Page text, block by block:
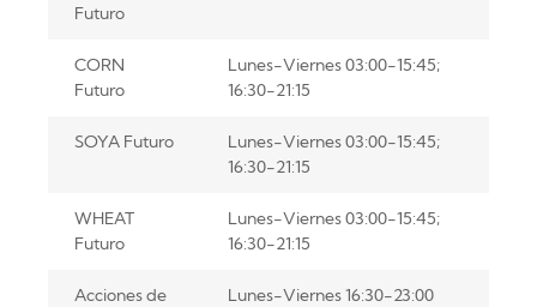
Futuro
CORN
Futuro
Lunes-Viernes 03:00-15:45;
16:30-21:15
SOYA Futuro
Lunes-Viernes 03:00-15:45;
16:30-21:15
WHEAT
Futuro
Lunes-Viernes 03:00-15:45;
16:30-21:15
Acciones de
Lunes-Viernes 16:30-23:00